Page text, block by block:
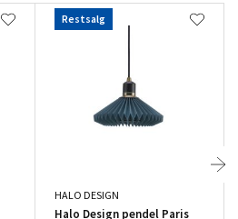
Restsalg
HALO DESIGN
Halo Design pendel Paris